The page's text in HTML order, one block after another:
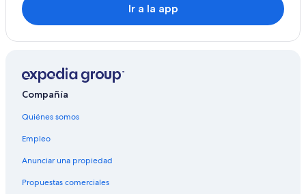
Cabañas en Putu
Hoteles en Putu
Hoteles 3 estrellas en Vichuquén
Cabañas en Vichuquén
Hoteles en Vichuquén
Ir a la app
Compañía
Quiénes somos
Empleo
Anunciar una propiedad
Propuestas comerciales